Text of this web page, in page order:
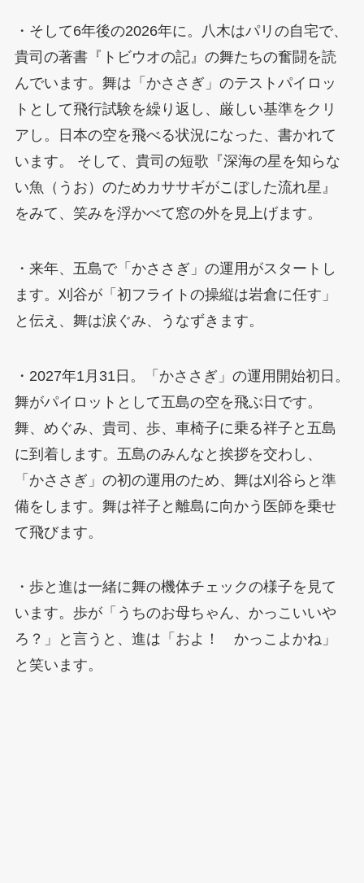
・そして6年後の2026年に。八木はパリの自宅で、
貴司の著書『トビウオの記』の舞たちの奮闘を読
んでいます。舞は「かささぎ」のテストパイロッ
トとして飛行試験を繰り返し、厳しい基準をクリ
アし。日本の空を飛べる状況になった、書かれて
います。 そして、貴司の短歌『深海の星を知らな
い魚（うお）のためカササギがこぼした流れ星』
をみて、笑みを浮かべて窓の外を見上げます。
・来年、五島で「かささぎ」の運用がスタートし
ます。刈谷が「初フライトの操縦は岩倉に任す」
と伝え、舞は涙ぐみ、うなずきます。
・2027年1月31日。「かささぎ」の運用開始初日。
舞がパイロットとして五島の空を飛ぶ日です。
舞、めぐみ、貴司、歩、車椅子に乗る祥子と五島
に到着します。五島のみんなと挨拶を交わし、
「かささぎ」の初の運用のため、舞は刈谷らと準
備をします。舞は祥子と離島に向かう医師を乗せ
て飛びます。
・歩と進は一緒に舞の機体チェックの様子を見て
います。歩が「うちのお母ちゃん、かっこいいや
ろ？」と言うと、進は「およ！ かっこよかね」
と笑います。